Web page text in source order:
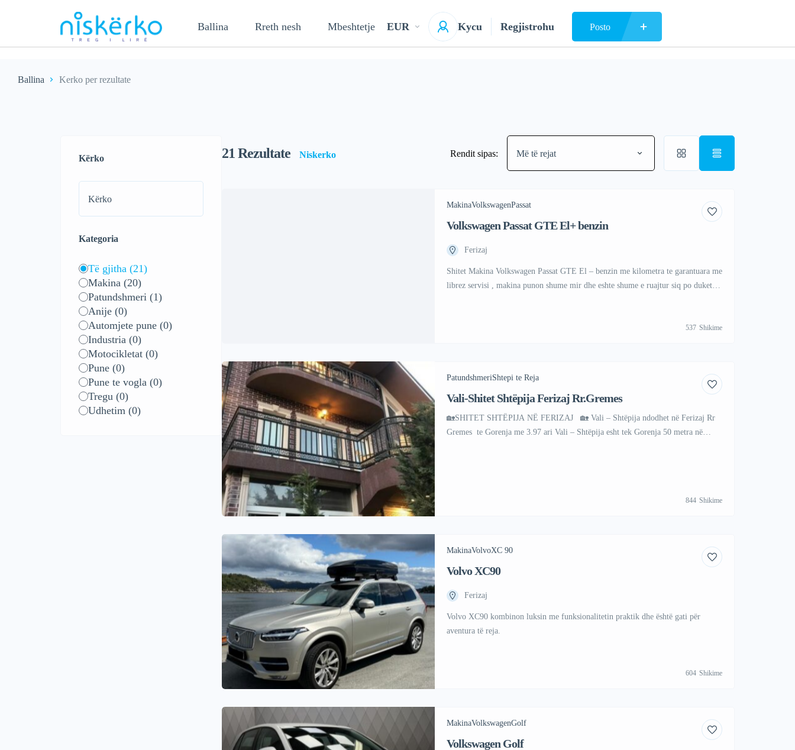
Ballina Rreth nesh Mbeshtetje EUR Kycu Regjistrohu Posto
Ballina Kerko per rezultate
Kërko
Kategoria
Të gjitha (21)
Makina (20)
Patundshmeri (1)
Anije (0)
Automjete pune (0)
Industria (0)
Motocikletat (0)
Pune (0)
Pune te vogla (0)
Tregu (0)
Udhetim (0)
21 Rezultate Niskerko Rendit sipas: Më të rejat
MakinaVolkswagenPassat
Volkswagen Passat GTE El+ benzin
Ferizaj
Shitet Makina Volkswagen Passat GTE El – benzin me kilometra te garantuara me
librez servisi , makina punon shume mir dhe eshte shume e ruajtur siq po duket ne
537 Shikime
PatundshmeriShtepi te Reja
Vali-Shitet Shtëpija Ferizaj Rr.Gremes
🏡SHITET SHTËPIJA NË FERIZAJ 🏡 Vali – Shtëpija ndodhet në Ferizaj Rr
Gremes te Gorenja me 3.97 ari Vali – Shtëpija esht tek Gorenja 50 metra në
844 Shikime
MakinaVolvoXC 90
Volvo XC90
Ferizaj
Volvo XC90 kombinon luksin me funksionalitetin praktik dhe është gati për
aventura të reja.
604 Shikime
MakinaVolkswagenGolf
Volkswagen Golf